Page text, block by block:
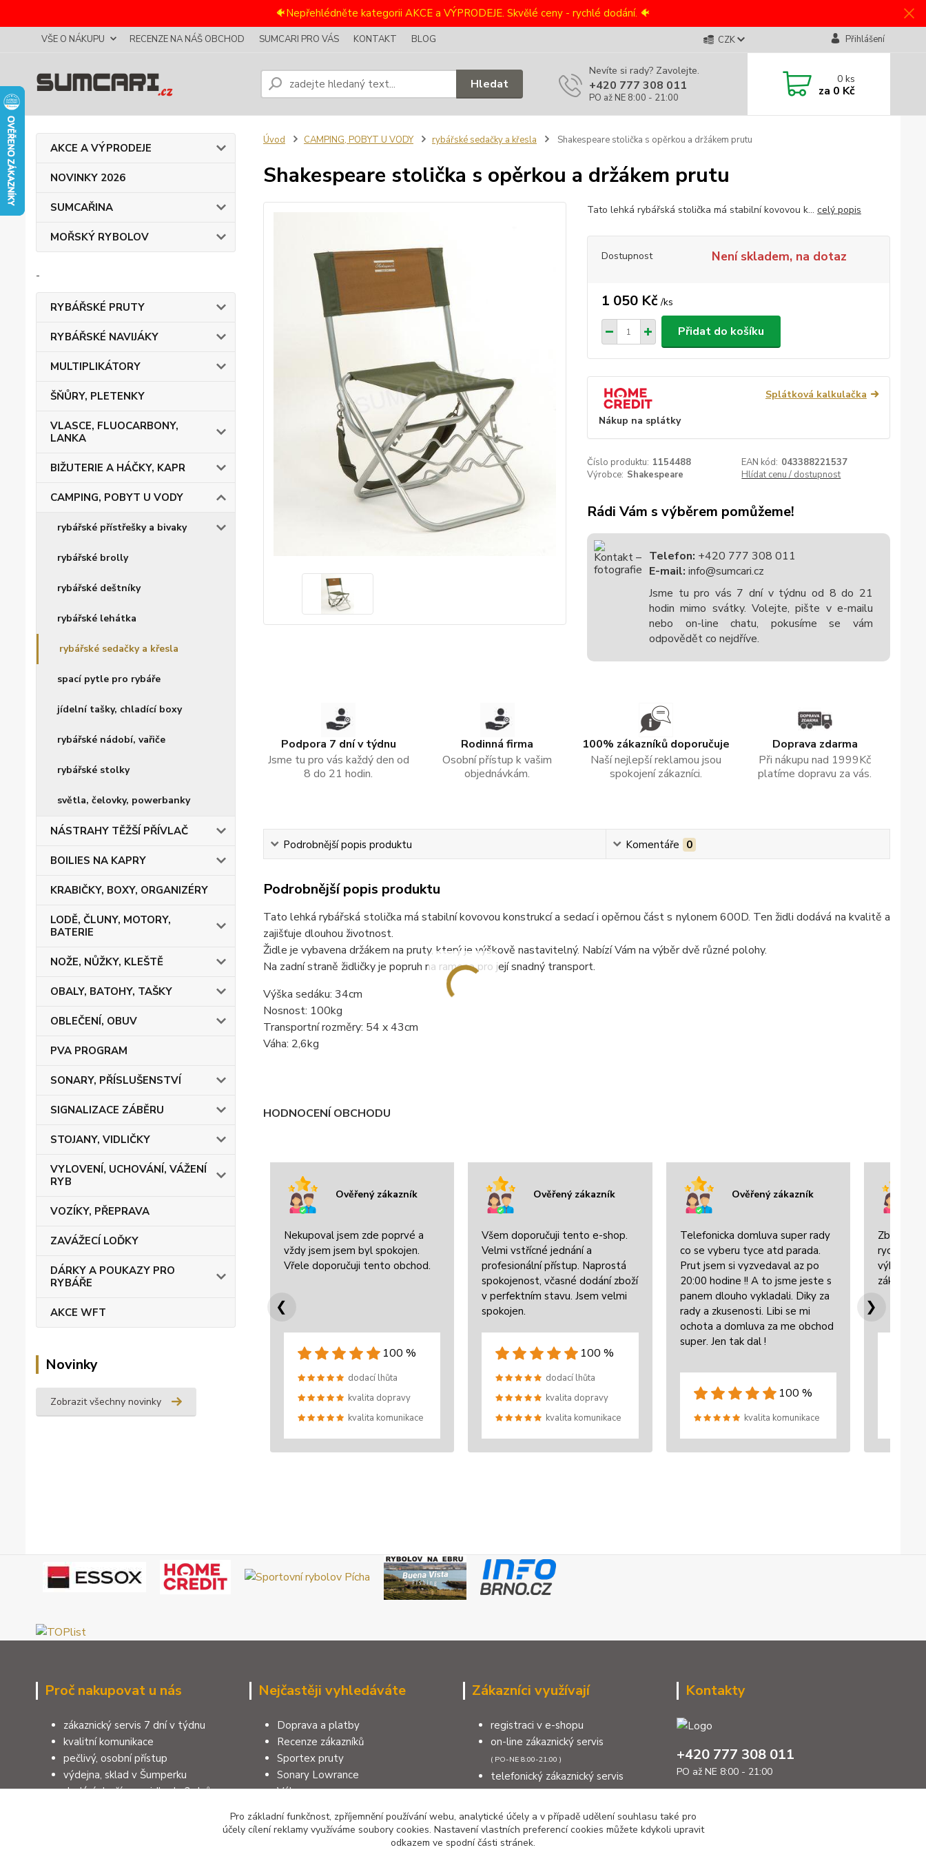
🐠Nepřehlédněte kategorii AKCE a VÝPRODEJE. Skvělé ceny - rychlé dodání. 🐠
VŠE O NÁKUPU RECENZE NA NÁŠ OBCHOD SUMCARI PRO VÁS KONTAKT BLOG CZK Přihlášení
Hledat
Nevíte si rady? Zavolejte.
+420 777 308 011
PO až NE 8:00 - 21:00
0ks
za 0 Kč
AKCE A VÝPRODEJE
NOVINKY 2026
SUMCAŘINA
MOŘSKÝ RYBOLOV
-
RYBÁŘSKÉ PRUTY
RYBÁŘSKÉ NAVIJÁKY
MULTIPLIKÁTORY
ŠŇŮRY, PLETENKY
VLASCE, FLUOCARBONY,
LANKA
BIŽUTERIE A HÁČKY, KAPR
CAMPING, POBYT U VODY
rybářské přístřešky a bivaky
rybářské brolly
rybářské deštníky
rybářské lehátka
rybářské sedačky a křesla
spací pytle pro rybáře
jídelní tašky, chladící boxy
rybářské nádobí, vařiče
rybářské stolky
světla, čelovky, powerbanky
NÁSTRAHY TĚŽŠÍ PŘÍVLAČ
BOILIES NA KAPRY
KRABIČKY, BOXY, ORGANIZÉRY
LODĚ, ČLUNY, MOTORY,
BATERIE
NOŽE, NŮŽKY, KLEŠTĚ
OBALY, BATOHY, TAŠKY
OBLEČENÍ, OBUV
PVA PROGRAM
SONARY, PŘÍSLUŠENSTVÍ
SIGNALIZACE ZÁBĚRU
STOJANY, VIDLIČKY
VYLOVENÍ, UCHOVÁNÍ, VÁŽENÍ
RYB
VOZÍKY, PŘEPRAVA
ZAVÁŽECÍ LOĎKY
DÁRKY A POUKAZY PRO
RYBÁŘE
AKCE WFT
Novinky
Zobrazit všechny novinky
Úvod CAMPING, POBYT U VODY rybářské sedačky a křesla Shakespeare stolička s opěrkou a držákem prutu
Shakespeare stolička s opěrkou a držákem prutu
Tato lehká rybářská stolička má stabilní kovovou k... celý popis
Dostupnost Není skladem, na dotaz
1 050 Kč /ks
Přidat do košíku
Splátková kalkulačka
Nákup na splátky
Číslo produktu: 1154488 EAN kód: 043388221537
Výrobce: Shakespeare Hlídat cenu / dostupnost
Rádi Vám s výběrem pomůžeme!
Telefon: +420 777 308 011
E-mail: info@sumcari.cz
Jsme tu pro vás 7 dní v týdnu od 8 do 21
hodin mimo svátky. Volejte, pište v e-mailu
nebo on-line chatu, pokusíme se vám
odpovědět co nejdříve.
Podpora 7 dní v týdnu
Jsme tu pro vás každý den od
8 do 21 hodin.
Rodinná firma
Osobní přístup k vašim
objednávkám.
100% zákazníků doporučuje
Naší nejlepší reklamou jsou
spokojení zákazníci.
Doprava zdarma
Při nákupu nad 1999Kč
platíme dopravu za vás.
Podrobnější popis produktu Komentáře 0
Podrobnější popis produktu
Tato lehká rybářská stolička má stabilní kovovou konstrukcí a sedací i opěrnou část s nylonem 600D. Ten židli dodává na kvalitě a
zajišťuje dlouhou životnost.
Židle je vybavena držákem na pruty, který je výškově nastavitelný. Nabízí Vám na výběr dvě různé polohy.
Na zadní straně židličky je popruh na rameno pro její snadný transport.
Výška sedáku: 34cm
Nosnost: 100kg
Transportní rozměry: 54 x 43cm
Váha: 2,6kg
HODNOCENÍ OBCHODU
Ověřený zákazník
Nekupoval jsem zde poprvé a
vždy jsem jsem byl spokojen.
Vřele doporučuji tento obchod.
100 %
dodací lhůta
kvalita dopravy
kvalita komunikace
Ověřený zákazník
Všem doporučuji tento e-shop.
Velmi vstřícné jednání a
profesionální přístup. Naprostá
spokojenost, včasné dodání zboží
v perfektním stavu. Jsem velmi
spokojen.
100 %
dodací lhůta
kvalita dopravy
kvalita komunikace
Ověřený zákazník
Telefonicka domluva super rady
co se vyberu tyce atd parada.
Prut jsem si vyzvedaval az po
20:00 hodine !! A to jsme jeste s
panem dlouho vykladali. Diky za
rady a zkusenosti. Libi se mi
ochota a domluva za me obchod
super. Jen tak dal !
100 %
kvalita komunikace
Zboží
rychle
výbornou
❮ ❯
Proč nakupovat u nás
zákaznický servis 7 dní v týdnu
kvalitní komunikace
pečlivý, osobní přístup
výdejna, sklad v Šumperku
dodání zboží zpravidla do 3 dnů
Nejčastěji vyhledáváte
Doprava a platby
Recenze zákazníků
Sportex pruty
Sonary Lowrance
Výbava na sumce
Jak vyměnit nebo reklamovat zboží
Zákazníci využívají
registraci v e-shopu
on-line zákaznický servis
( PO-NE 8:00-21:00 )
telefonický zákaznický servis
výdejní místo v Šumperku
kontakty
Kontakty
+420 777 308 011
PO až NE 8:00 - 21:00
Pro základní funkčnost, zpříjemnění používání webu, analytické účely a v případě udělení souhlasu také pro
účely cílení reklamy využíváme soubory cookies. Nastavení vlastních preferencí cookies můžete kdykoli upravit
odkazem ve spodní části stránek.